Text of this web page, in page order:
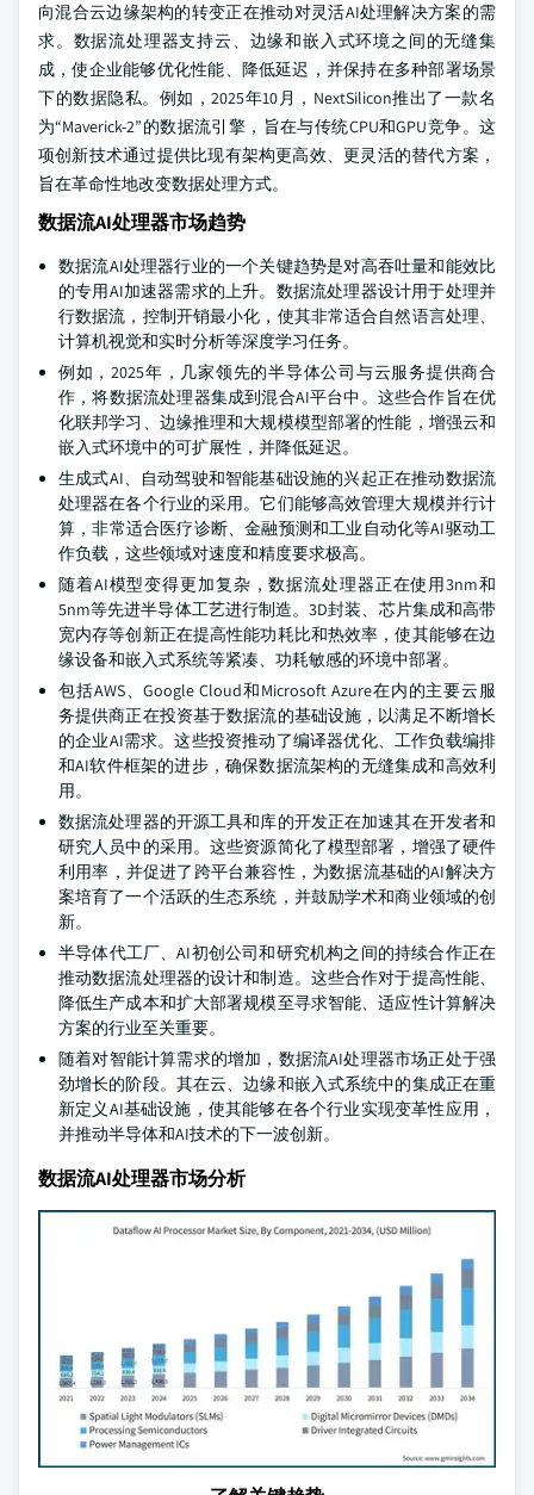
向混合云边缘架构的转变正在推动对灵活AI处理解决方案的需
求。数据流处理器支持云、边缘和嵌入式环境之间的无缝集
成，使企业能够优化性能、降低延迟，并保持在多种部署场景
下的数据隐私。例如，2025年10月，NextSilicon推出了一款名
为“Maverick-2”的数据流引擎，旨在与传统CPU和GPU竞争。这
项创新技术通过提供比现有架构更高效、更灵活的替代方案，
旨在革命性地改变数据处理方式。
数据流AI处理器市场趋势
数据流AI处理器行业的一个关键趋势是对高吞吐量和能效比
的专用AI加速器需求的上升。数据流处理器设计用于处理并
行数据流，控制开销最小化，使其非常适合自然语言处理、
计算机视觉和实时分析等深度学习任务。
例如，2025年，几家领先的半导体公司与云服务提供商合
作，将数据流处理器集成到混合AI平台中。这些合作旨在优
化联邦学习、边缘推理和大规模模型部署的性能，增强云和
嵌入式环境中的可扩展性，并降低延迟。
生成式AI、自动驾驶和智能基础设施的兴起正在推动数据流
处理器在各个行业的采用。它们能够高效管理大规模并行计
算，非常适合医疗诊断、金融预测和工业自动化等AI驱动工
作负载，这些领域对速度和精度要求极高。
随着AI模型变得更加复杂，数据流处理器正在使用3nm和
5nm等先进半导体工艺进行制造。3D封装、芯片集成和高带
宽内存等创新正在提高性能功耗比和热效率，使其能够在边
缘设备和嵌入式系统等紧凑、功耗敏感的环境中部署。
包括AWS、Google Cloud和Microsoft Azure在内的主要云服
务提供商正在投资基于数据流的基础设施，以满足不断增长
的企业AI需求。这些投资推动了编译器优化、工作负载编排
和AI软件框架的进步，确保数据流架构的无缝集成和高效利
用。
数据流处理器的开源工具和库的开发正在加速其在开发者和
研究人员中的采用。这些资源简化了模型部署，增强了硬件
利用率，并促进了跨平台兼容性，为数据流基础的AI解决方
案培育了一个活跃的生态系统，并鼓励学术和商业领域的创
新。
半导体代工厂、AI初创公司和研究机构之间的持续合作正在
推动数据流处理器的设计和制造。这些合作对于提高性能、
降低生产成本和扩大部署规模至寻求智能、适应性计算解决
方案的行业至关重要。
随着对智能计算需求的增加，数据流AI处理器市场正处于强
劲增长的阶段。其在云、边缘和嵌入式系统中的集成正在重
新定义AI基础设施，使其能够在各个行业实现变革性应用，
并推动半导体和AI技术的下一波创新。
数据流AI处理器市场分析